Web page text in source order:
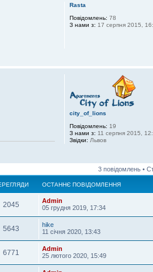
Rasta
Повідомлень: 78
З нами з: 17 серпня 2015,
city_of_lions
Повідомлень: 19
З нами з: 11 серпня 2015,
Звідки: Львов
3 повідомлень •
ОСТАННЄ ПОВІДОМЛЕННЯ
2045
Admin
05 грудня 2019, 17:34
5643
hike
11 січня 2020, 13:43
6771
Admin
25 лютого 2020, 15:49